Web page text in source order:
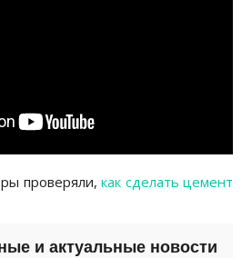
проверяли, как сделать цемент
и актуальные новости